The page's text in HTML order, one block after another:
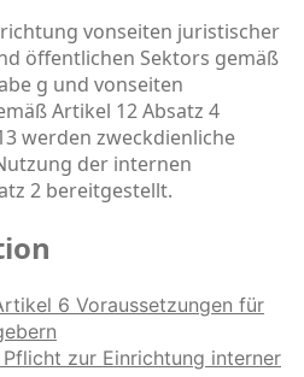
vonseiten juristischer
öffentlichen Sektors gemäß
g und vonseiten
Artikel 12 Absatz 4
werden zweckdienliche
der internen
2 bereitgestellt.
6 Voraussetzungen für
zur Einrichtung interner